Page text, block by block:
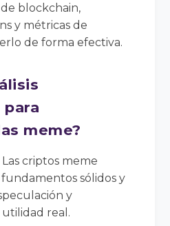
blockchain,
y métricas de
de forma efectiva.
meme?
criptos meme
sólidos y
y
real.